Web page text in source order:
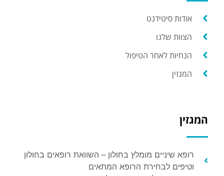
אודות סיטידנט
הצוות שלנו
הנחיות לאחר הטיפול
המגזין
המגזין
רופא שיניים מומלץ בחולון – השוואת רופאים בחולון
וטיפים לבחירת הרופא המתאים